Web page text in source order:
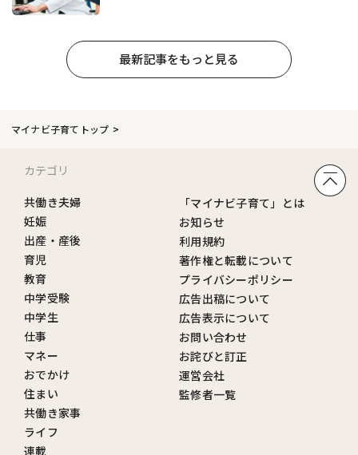
最新記事をもっと見る
マイナビ子育てトップ
カテゴリ
共働き夫婦
妊娠
出産・産後
育児
教育
中学受験
中学生
仕事
マネー
おでかけ
住まい
共働き家事
ライフ
連載
「マイナビ子育て」とは
お知らせ
利用規約
著作権と転載について
プライバシーポリシー
広告出稿について
広告表示について
お問い合わせ
お詫びと訂正
運営会社
監修者一覧